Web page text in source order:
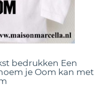
bedrukken Een
je Oom kan met